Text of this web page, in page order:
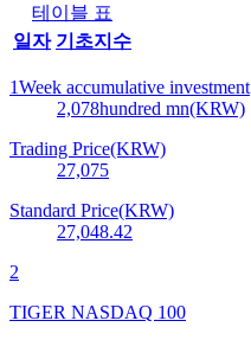
테이블 표
일자 기초지수
1Week accumulative investment
2,078hundred mn(KRW)
Trading Price(KRW)
27,075
Standard Price(KRW)
27,048.42
2
TIGER NASDAQ 100